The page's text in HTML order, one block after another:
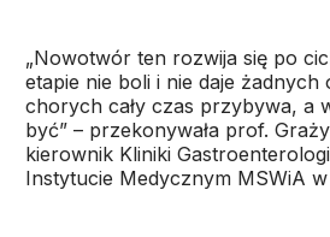
„Nowotwór ten rozwija się po
etapie nie boli i nie daje żadnych
chorych cały czas przybywa, a
być” – przekonywała prof.
kierownik Kliniki
Instytucie Medycznym MSWiA